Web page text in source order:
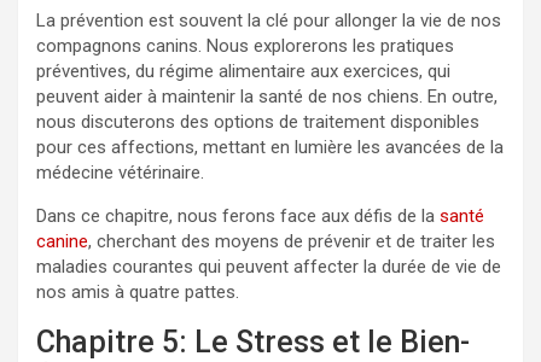
La prévention est souvent la clé pour allonger la vie de nos
compagnons canins. Nous explorerons les pratiques
préventives, du régime alimentaire aux exercices, qui
peuvent aider à maintenir la santé de nos chiens. En outre,
nous discuterons des options de traitement disponibles
pour ces affections, mettant en lumière les avancées de la
médecine vétérinaire.
Dans ce chapitre, nous ferons face aux défis de la santé
canine, cherchant des moyens de prévenir et de traiter les
maladies courantes qui peuvent affecter la durée de vie de
nos amis à quatre pattes.
Chapitre 5: Le Stress et le Bien-